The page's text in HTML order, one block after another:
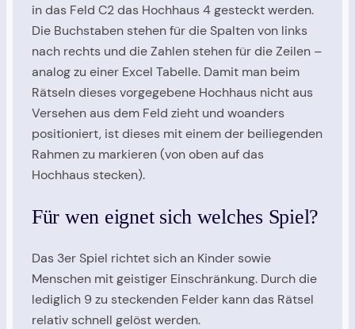
in das Feld C2 das Hochhaus 4 gesteckt werden.
Die Buchstaben stehen für die Spalten von links
nach rechts und die Zahlen stehen für die Zeilen –
analog zu einer Excel Tabelle. Damit man beim
Rätseln dieses vorgegebene Hochhaus nicht aus
Versehen aus dem Feld zieht und woanders
positioniert, ist dieses mit einem der beiliegenden
Rahmen zu markieren (von oben auf das
Hochhaus stecken).
Für wen eignet sich welches Spiel?
Das 3er Spiel richtet sich an Kinder sowie
Menschen mit geistiger Einschränkung. Durch die
lediglich 9 zu steckenden Felder kann das Rätsel
relativ schnell gelöst werden.